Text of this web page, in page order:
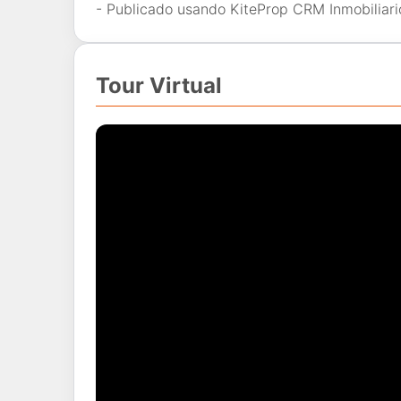
- Publicado usando KiteProp CRM
Tour Virtual